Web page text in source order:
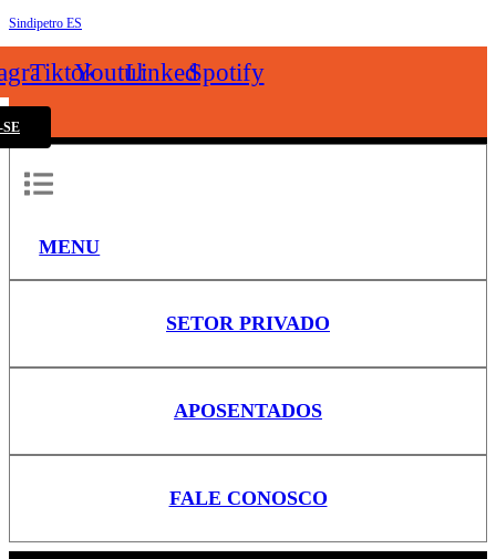
Sindipetro ES
TiktokYoutubeLinkedinSpotify
MENU
SETOR PRIVADO
APOSENTADOS
FALE CONOSCO